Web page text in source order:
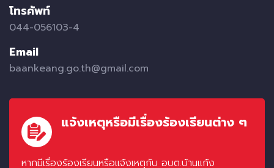
โทรศัพท์
044-056103-4
Email
baankeang.go.th@gmail.com
แจ้งเหตุหรือมีเรื่องร้องเรียนต่าง ๆ
หากมีเรื่องร้องเรียนหรือแจ้งเหตุกับ อบต.บ้านแก้ง